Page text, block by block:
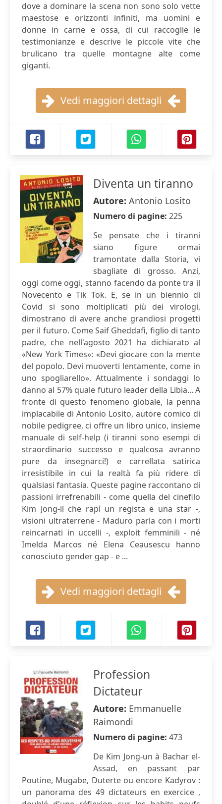
dove a dominare la scena non sono solo vette
maestose e orizzonti infiniti, ma uomini e
donne in carne e ossa, di cui raccoglie le
testimonianze e descrive le piccole vite che
brulicano tra quelle montagne alte come
giganti.
Vedi maggiori dettagli
Diventa un tiranno
Autore: Antonio Losito
Numero di pagine: 225
Se pensate che i tiranni
siano figure ormai
tramontate dalla Storia, vi
sbagliate di grosso. Anzi,
oggi come oggi, stanno facendo da ponte tra il
Novecento e Tik Tok. E, se in un biennio di
Covid si sono moltiplicati più dei virologi,
dimostrano di avere anche grandiosi progetti
per il futuro. Come Saif Gheddafi, figlio di tanto
padre, che nell'agosto 2021 ha dichiarato al
«New York Times»: «Devi giocare con la mente
del popolo. Devi muoverti lentamente, come in
uno spogliarello». Attualmente i sondaggi lo
danno al 57% quale futuro leader della Libia... A
fronte di questo fenomeno globale, la penna
implacabile di Antonio Losito, autore comico di
nobile pedigree, ci offre un libro unico, insieme
manuale di self-help (i tiranni sono esempi di
straordinario successo e qualcosa avranno
pure da insegnarci!) e carrellata satirica
irresistibile in cui la realtà fa più ridere di
qualsiasi fantasia. Queste pagine raccontano di
passioni irrefrenabili - come quella del cinefilo
Kim Jong-il che rapì un regista e una star -,
visioni ultraterrene - Maduro parla con i morti
reincarnati in uccelli -, exploit femminili - né
Imelda Marcos né Elena Ceausescu hanno
conosciuto gender gap - e ...
Vedi maggiori dettagli
Profession
Dictateur
Autore: Emmanuelle
Raimondi
Numero di pagine: 473
De Kim Jong-un à Bachar el-
Assad, en passant par
Poutine, Mugabe, Duterte ou encore Kadyrov :
un panorama des 49 dictateurs en exercice ,